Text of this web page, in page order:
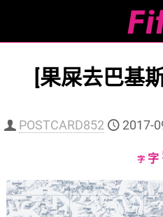
[果屎去巴基
POSTCARD852 2017-
字
size.
字